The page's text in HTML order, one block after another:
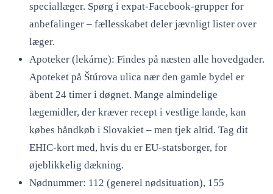
speciallæger. Spørg i expat-Facebook-grupper for
anbefalinger – fællesskabet deler jævnligt lister over
læger.
Apoteker (lekárne): Findes på næsten alle hovedgader.
Apoteket på Štúrova ulica nær den gamle bydel er
åbent 24 timer i døgnet. Mange almindelige
lægemidler, der kræver recept i vestlige lande, kan
købes håndkøb i Slovakiet – men tjek altid. Tag dit
EHIC-kort med, hvis du er EU-statsborger, for
øjeblikkelig dækning.
Nødnummer: 112 (generel nødsituation), 155